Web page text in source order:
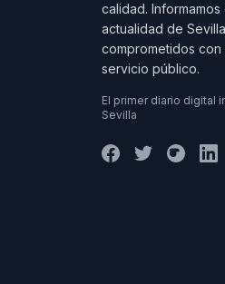
calidad.
actualidad de
comprometidos
servicio público.
El primer diario digital
Sevilla